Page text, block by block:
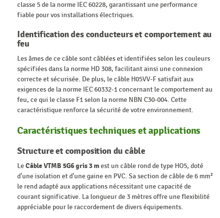
classe 5 de la norme IEC 60228, garantissant une performance
fiable pour vos installations électriques.
Identification des conducteurs et comportement au
feu
Les âmes de ce câble sont câblées et identifiées selon les couleurs
spécifiées dans la norme HD 308, facilitant ainsi une connexion
correcte et sécurisée. De plus, le câble H05VV-F satisfait aux
exigences de la norme IEC 60332-1 concernant le comportement au
feu, ce qui le classe F1 selon la norme NBN C30-004. Cette
caractéristique renforce la sécurité de votre environnement.
Caractéristiques techniques et applications
Structure et composition du câble
LeCâble VTMB 5G6 gris 3 mest un câble rond de type HO5, doté
d'une isolation et d'une gaine en PVC. Sa section de câble de 6 mm²
le rend adapté aux applications nécessitant une capacité de
courant significative. La longueur de 3 mètres offre une flexibilité
appréciable pour le raccordement de divers équipements.